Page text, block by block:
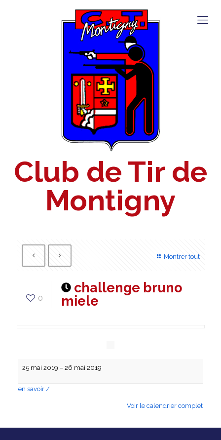
Club de Tir de
Montigny
Montrer tout
0
challenge bruno
miele
challenge
bruno
miele
25 mai 2019 –26 mai 2019
en savoir /à
Voir le calendrier complet